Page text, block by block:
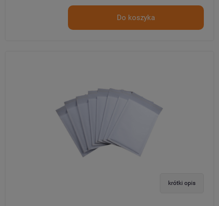
Do koszyka
krótki opis